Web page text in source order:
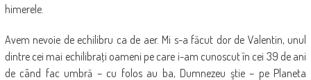
himerele.
Avem nevoie de echilibru ca de aer. Mi s-a făcut dor de Valentin, unul
dintre cei mai echilibraţi oameni pe care i-am cunoscut în cei 39 de ani
de când fac umbră – cu folos au ba, Dumnezeu ştie – pe Planeta